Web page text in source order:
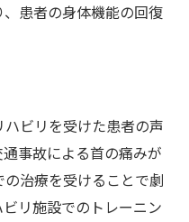
患者の身体機能の回復
ビリを受けた患者の声
事故による首の痛みが
治療を受けることで劇
リ施設でのトレーニン